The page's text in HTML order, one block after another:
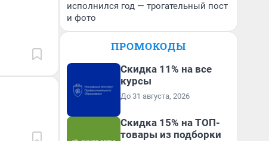
исполнился год — трогательный пост
и фото
ПРОМОКОДЫ
Скидка 11% на все
курсы
До 31 августа, 2026
Скидка 15% на ТОП-
товары из подборки